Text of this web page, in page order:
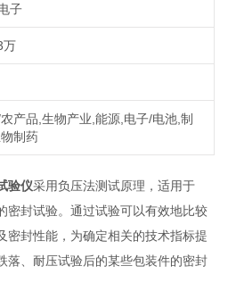
子
万
产品,生物产业,能源,电子/电池,制
制药
验仪采用负压法测试原理，适用于
密封试验。通过试验可以有效地比较
密封性能，为确定相关的技术指标提
落、耐压试验后的某些包装件的密封